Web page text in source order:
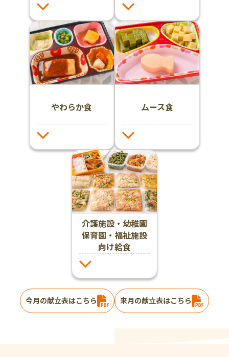
やわらか食 ムース食
介護施設・幼稚園
保育園・福祉施設
向け給食
今月の献立表はこちら 来月の献立表はこちら